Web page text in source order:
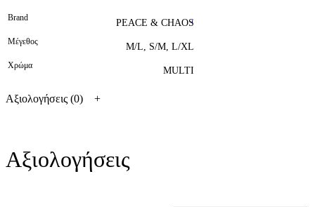
Brand PEACE & CHAOS
Μέγεθος M/L, S/M, L/XL
Χρώμα MULTI
Αξιολογήσεις (0)
Αξιολογήσεις